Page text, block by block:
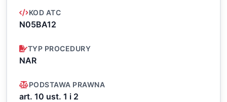
KOD ATC
N05BA12
TYP PROCEDURY
NAR
PODSTAWA PRAWNA
art. 10 ust. 1 i 2